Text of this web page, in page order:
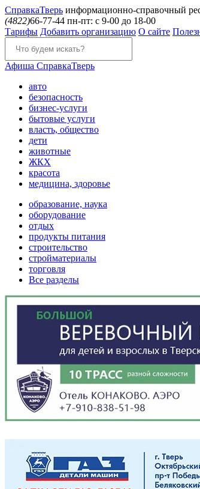
СправкаТверь информационно-справочный
(4822)66-77-44 пн-пт: с 9-00 до 18-00
Тарифы Добавить организацию О сайте
Афиша СправкаТверь
авто
безопасность
бизнес-услуги
бытовые услуги
власть, общество
дети
животные
ЖКХ
красота
медицина, здоровье
образование, наука
оборудование
отдых
продукты питания
строительство
стройматериалы
торговля
Все разделы